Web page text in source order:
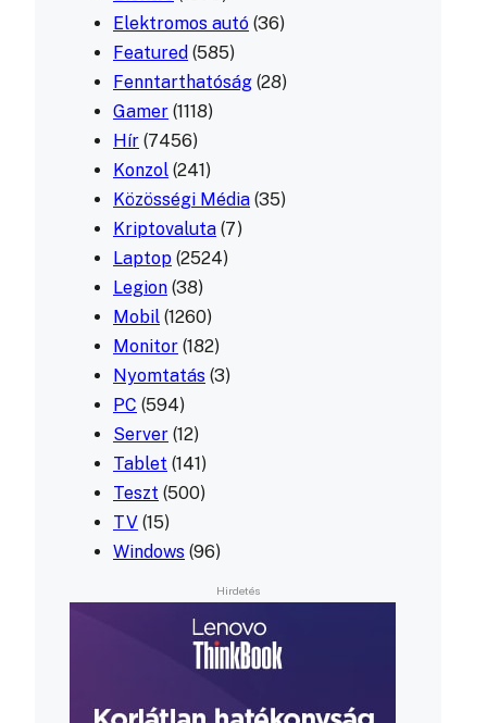
Elektromos autó (36)
Featured (585)
Fenntarthatóság (28)
Gamer (1118)
Hír (7456)
Konzol (241)
Közösségi Média (35)
Kriptovaluta (7)
Laptop (2524)
Legion (38)
Mobil (1260)
Monitor (182)
Nyomtatás (3)
PC (594)
Server (12)
Tablet (141)
Teszt (500)
TV (15)
Windows (96)